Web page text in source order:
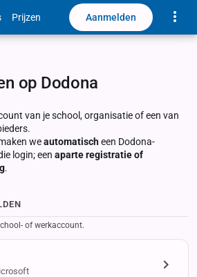
Prijzen Aanmelden
op Dodona
van je school, organisatie of een van
weautomatischeen Dodona-
login; een aparte registratie of
.
of werkaccount.